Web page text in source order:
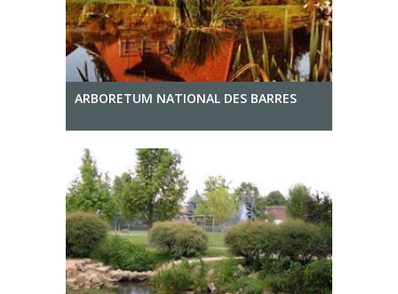
ARBORETUM NATIONAL DES BARRES